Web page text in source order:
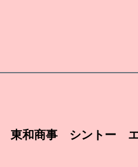
和商事 シントー エ